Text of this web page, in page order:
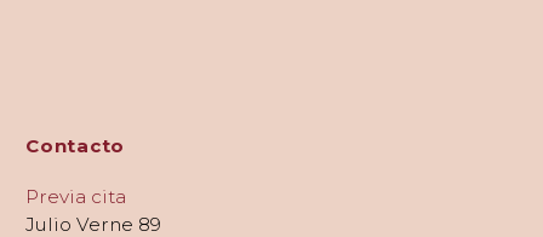
Contacto
Previa cita
Julio Verne 89